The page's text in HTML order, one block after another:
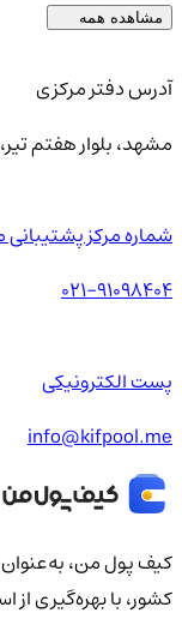
مشاهده همه
آدرس دفتر مرکزی
مشهد، بلوار هفتم
شماره مرکز پشتیبانی
021-91098404
پست الکترونیکی
info@kifpool.me
کیف‌ پول من، به‌عنوان
کشور، با بهره‌گیری از